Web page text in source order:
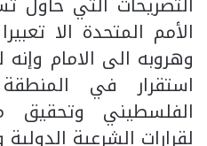
الأمم المتحدة الا
وهروبه الى الامام
استقرار في
الفلسطيني وتحقيق
لقرارات الشرعية